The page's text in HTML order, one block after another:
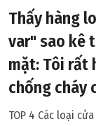
Thấy hàng
var" sao kê
mặt: Tôi rất
chống cháy
TOP 4 Các loại